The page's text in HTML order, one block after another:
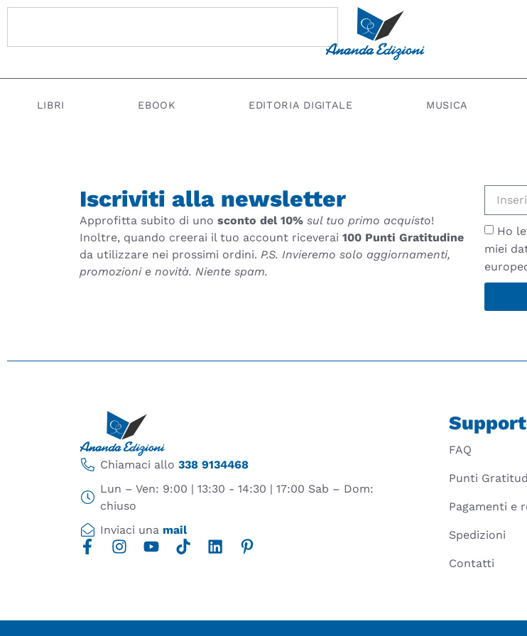
LIBRI EBOOK EDITORIA DIGITALE MUSICA
Iscriviti alla newsletter
Approfitta subito di uno sconto del 10% sul tuo primo acquisto!
Inoltre, quando creerai il tuo account riceverai 100 Punti Gratitudine
da utilizzare nei prossimi ordini. P.S. Invieremo solo aggiornamenti,
promozioni e novità. Niente spam.
Ho
miei
Chiamaci allo 338 9134468
Lun – Ven: 9:00 | 13:30 - 14:30 | 17:00 Sab – Dom:
chiuso
Inviaci una mail
FAQ
Punti
Pagamenti e
Spedizioni
Contatti